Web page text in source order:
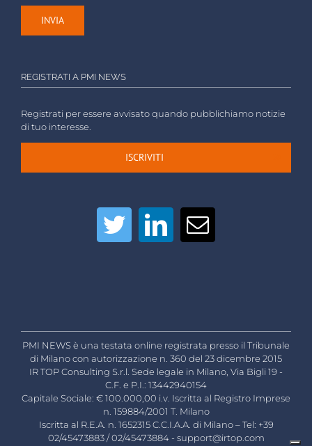
REGISTRATI A PMI NEWS
Registrati per essere avvisato quando pubblichiamo notizie
di tuo interesse.
ISCRIVITI
PMI NEWS è una testata online registrata presso il Tribunale
di Milano con autorizzazione n. 360 del 23 dicembre 2015
IR TOP Consulting S.r.l. Sede legale in Milano, Via Bigli 19 -
C.F. e P.I.: 13442940154
Capitale Sociale: € 100.000,00 i.v. Iscritta al Registro Imprese
n. 159884/2001 T. Milano
Iscritta al R.E.A. n. 1652315 C.C.I.A.A. di Milano – Tel: +39
02/45473883 / 02/45473884 - support@irtop.com